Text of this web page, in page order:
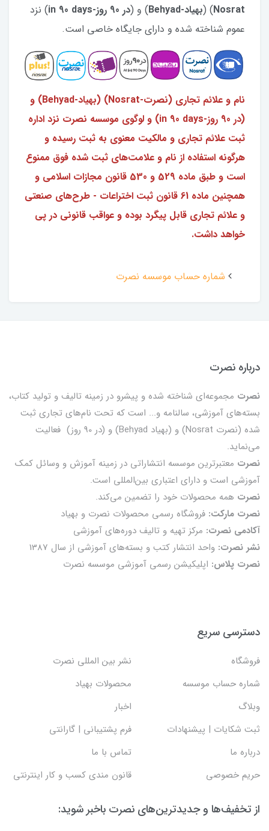
Nosrat
) (بهیاد-Behyad ) و (در 90 روز-in 90 days
) نزد
عموم شناخته شده و دارای جایگاه خاصی است.
نام و علائم تجاری (نصرت-Nosrat) (بهیاد-Behyad) و
(در 90 روز-in 90 days) و لوگوی موسسه نصرت نزد اداره
ثبت علائم تجاری و مالکیت معنوی به ثبت رسیده و
هرگونه استفاده از نام و علامت‌‎های ثبت شده فوق ممنوع
است و طبق ماده 529 و 530 قانون مجازات اسلامی و
همچنین ماده 61 قانون ثبت اختراعات - طرح‌های صنعتی
و علائم تجاری قابل پیگرد بوده و عواقب قانونی در پی
خواهد داشت.
شماره حساب موسسه نصرت
درباره نصرت
نصرت مجموعه‌ای شناخته شده و پیشرو در زمینه تالیف و تولید کتاب،
بسته‌های آموزشی، سالنامه و... است که تحت نام‌های تجاری ثبت
شده (نصرت Nosrat) و (بهیاد Behyad) و (در 90 روز) فعالیت
می‌نماید.
نصرت معتبرترین موسسه انتشاراتی در زمینه آموزش و وسائل کمک
آموزشی است و دارای اعتباری بین‌المللی است.
نصرت همه محصولات خود را تضمين می‌كند.
نصرت مارکت: فروشگاه رسمی محصولات نصرت و بهیاد
آکادمی نصرت: مرکز تهیه و تالیف دوره‌های آموزشی
نشر نصرت: واحد انتشار کتب و بسته‌های آموزشی از سال 1387
نصرت پلاس: اپلیکیشن رسمی آموزشی موسسه نصرت
دسترسی سریع
فروشگاه
نشر بین المللی نصرت
شماره حساب موسسه
محصولات بهیاد
وبلاگ
اخبار
ثبت شکایات | پیشنهادات
فرم پشتیبانی | گارانتی
درباره ما
تماس با ما
حریم خصوصی
قانون مندی کسب و کار اینترنتی
از تخفیف‌ها و جدیدترین‌های نصرت باخبر شوید: